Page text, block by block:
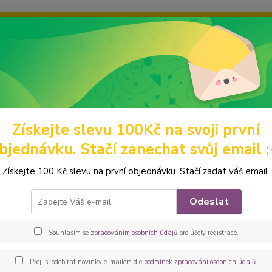
grafiku? Mám jich mnohem víc – napište mi a společně
Hledat
Domácí mazlíčci Výstavní pamlskovníky Stafbulíci Peštovka
Výstavní pamlskovník
látky
Získejte slevu 100Kč na svoji první
Stačí zanechat svůj email
Získejte 100 Kč slevu na první objednávku. Stačí zadat váš email.
Odeslat
Souhlasím se zpracováním osobních údajůpro účely registrace.
Přeji si odebírat novinky e-mailem dle podmínek zpracování osobních údajů.